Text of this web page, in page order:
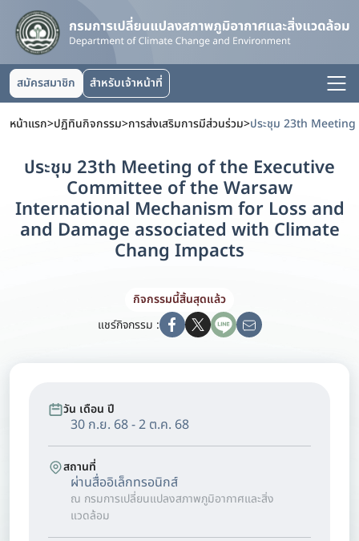
สมัครสมาชิก สำหรับเจ้าหน้าที่
หน้าแรก>ปฏิทินกิจกรรม>การส่งเสริมการมีส่วนร่วม>
ประชุม 23th Meeting of the Executive
Committee of the Warsaw
International Mechanism for Loss and
and Damage associated with Climate
Chang Impacts
กิจกรรมนี้สิ้นสุดแล้ว
แชร์กิจกรรม :
วัน เดือน ปี
30 ก.ย. 68 - 2 ต.ค. 68
สถานที่
ผ่านสื่ออิเล็กทรอนิกส์
ณ กรมการเปลี่ยนแปลงสภาพภูมิอากาศและสิ่ง
แวดล้อม